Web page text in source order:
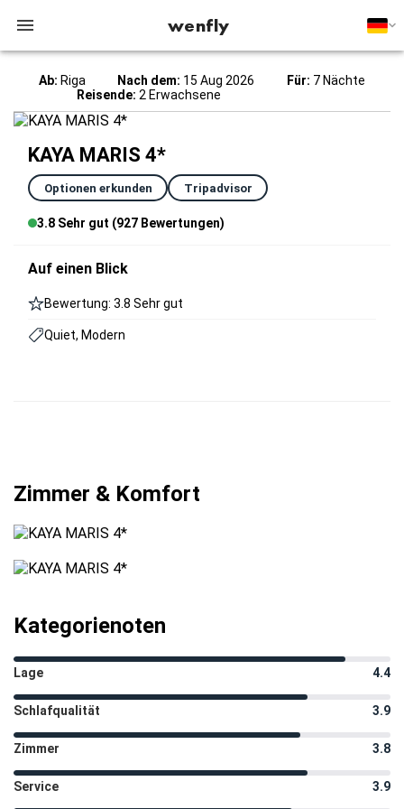
wenfly
Ab: Riga Nach dem: 15 Aug 2026 Für: 7 Nächte
Reisende: 2 Erwachsene
KAYA MARIS 4*
Optionen erkunden Tripadvisor
3.8 Sehr gut (927 Bewertungen)
Auf einen Blick
Bewertung: 3.8 Sehr gut
Quiet, Modern
Zimmer & Komfort
Kategorienoten
Lage 4.4
Schlafqualität 3.9
Zimmer 3.8
Service 3.9